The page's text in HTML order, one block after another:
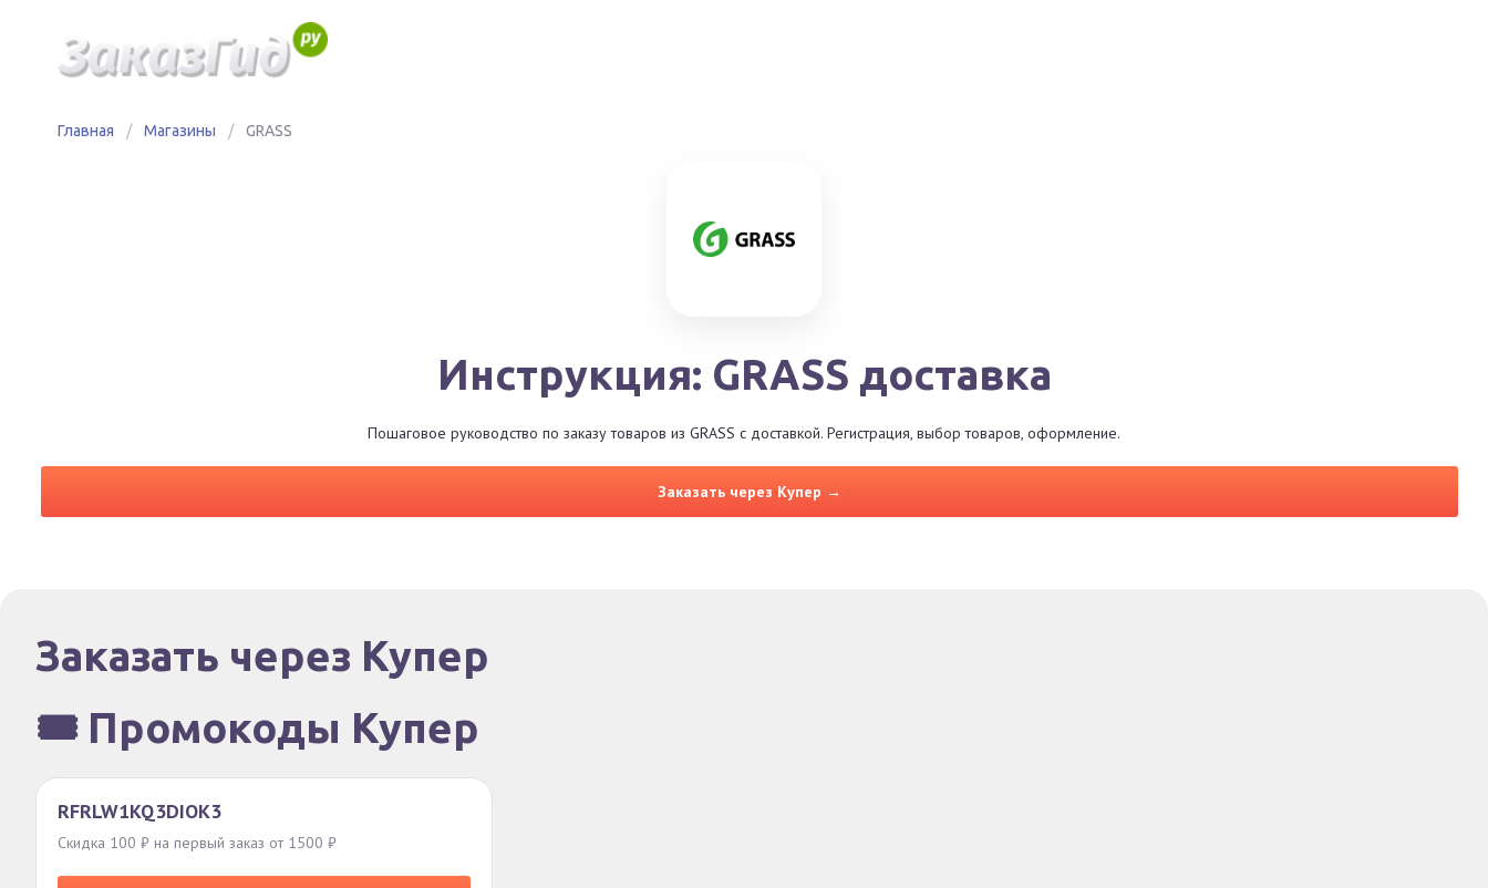
Главная / Магазины / GRASS
Инструкция: GRASS доставка
Пошаговое руководство по заказу товаров из GRASS с доставкой. Регистрация, выбор товаров, оформление.
Заказать через Купер →
Заказать через Купер
🎟️ Промокоды Купер
RFRLW1KQ3DIOK3
Скидка 100 ₽ на первый заказ от 1500 ₽